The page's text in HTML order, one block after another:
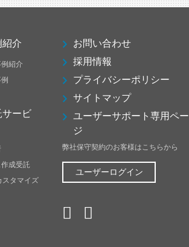
紹介
紹介
サービ
成受託
スタマイズ
お問い合わせ
採用情報
プライバシーポリシー
サイトマップ
ユーザーサポート専用ペー
ジ
弊社保守契約のお客様はこちらから
ユーザーログイン